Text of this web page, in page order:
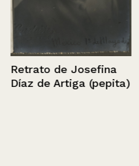
Retrato de Josefina
Díaz de Artiga (pepita)